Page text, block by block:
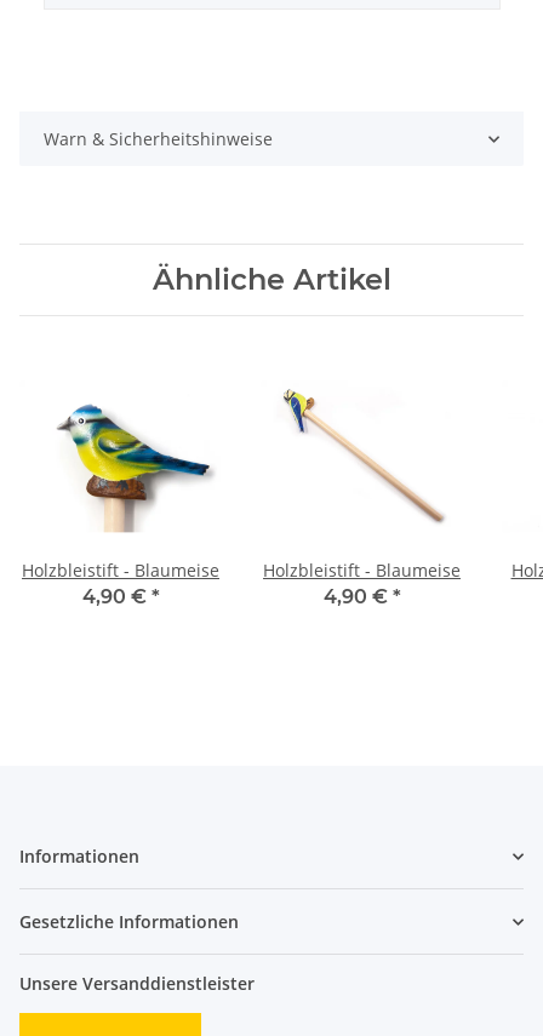
Warn & Sicherheitshinweise
Ähnliche Artikel
Holzbleistift - Blaumeise
4,90 € *
Holzbleistift - Blaumeise
4,90 € *
Informationen
Gesetzliche Informationen
Unsere Versanddienstleister